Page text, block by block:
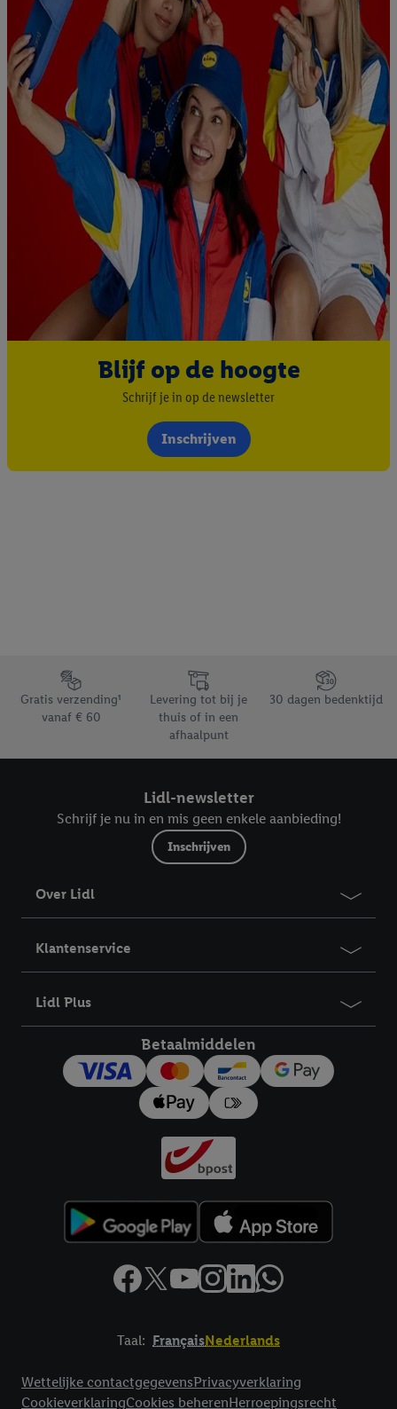
Blijf op de hoogte
Schrijf je in op de newsletter
Inschrijven
Footerelement met de verschillende USPs van Lidl.be
Gratis verzending¹
vanaf € 60
Levering tot bij je
thuis of in een
afhaalpunt
30 dagen bedenktijd
Lidl-newsletter
Schrijf je nu in en mis geen enkele aanbieding!
Inschrijven
Over Lidl
Klantenservice
Lidl Plus
Betaalmiddelen
Taal: FrançaisNederlands
Wettelijke contactgegevensPrivacyverklaring
CookieverklaringCookies beherenHerroepingsrecht